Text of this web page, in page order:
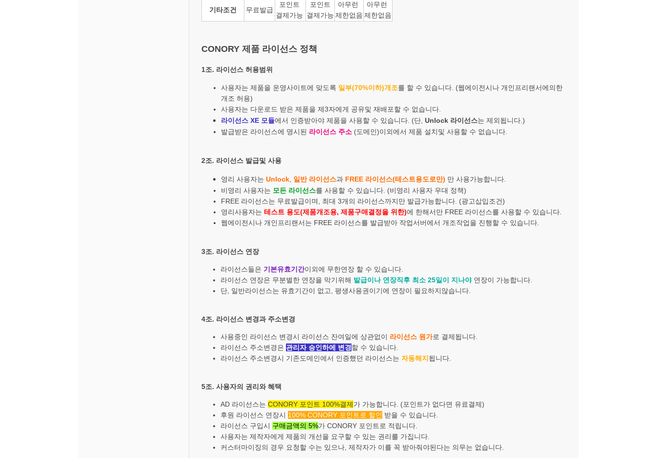
기타조건 무료발급
포인트
결제가능
포인트
결제가능
아무런
제한없음
아무런
제한없음
CONORY 제품 라이선스 정책
1조. 라이선스 허용범위
사용자는 제품을 운영사이트에 맞도록 일부(70%이하)개조를 할 수 있습니다. (웹에이전시나 개인프리랜서에의한
개조 허용)
사용자는 다운로드 받은 제품을 제3자에게 공유및 재배포할 수 없습니다.
라이선스 XE 모듈에서 인증받아야 제품을 사용할 수 있습니다. (단, Unlock 라이선스는 제외됩니다. )
발급받은 라이선스에 명시된 라이선스 주소 (도메인)이외에서 제품 설치및 사용할 수 없습니다.
2조. 라이선스 발급및 사용
영리 사용자는 Unlock 일반 라이선스과 FREE 라이선스(테스트용도로만) 만 사용가능합니다.
비영리 사용자는 모든 라이선스를 사용할 수 있습니다. (비영리 사용자 우대 정책)
FREE 라이선스는 무료발급이며, 최대 3개의 라이선스까지만 발급가능합니다. (광고삽입조건)
영리사용자는 테스트 용도(제품개조용, 제품구매결정을 위한)에 한해서만 FREE 라이선스를 사용할 수 있습니다.
웹에이전시나 개인프리랜서는 FREE 라이선스를 발급받아 작업서버에서 개조작업을 진행할 수 있습니다.
3조. 라이선스 연장
라이선스들은 기본유효기간이외에 무한연장 할 수 있습니다.
라이선스 연장은 무분별한 연장을 막기위해 발급이나 연장직후 최소 25일이 지나야연장이 가능합니다.
단, 일반라이선스는 유효기간이 없고, 평생사용권이기에 연장이 필요하지않습니다.
4조. 라이선스 변경과 주소변경
사용중인 라이선스 변경시 라이선스 잔여일에 상관없이 라이선스 원가로 결제됩니다.
라이선스 주소변경은 관리자 승인하에 변경할 수 있습니다.
라이선스 주소변경시 기존도메인에서 인증했던 라이선스는 자동해지 됩니다.
5조. 사용자의 권리와 혜택
AD 라이선스는 CONORY 포인트 100%결제가 가능합니다. (포인트가 없다면 유료결제)
후원 라이선스 연장시 100% CONORY 포인트로 할인 받을 수 있습니다.
라이선스 구입시 구매금액의 5%가 CONORY 포인트로 적립니다.
사용자는 제작자에게 제품의 개선을 요구할 수 있는 권리를 가집니다.
커스터마이징의 경우 요청할 수는 있으나, 제작자가 이를 꼭 받아줘야된다는 의무는 없습니다.